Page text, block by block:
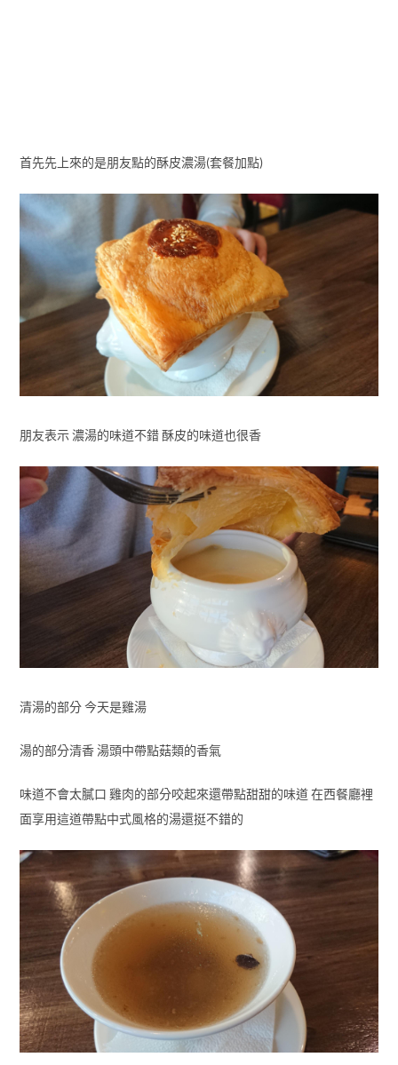
首先先上來的是朋友點的酥皮濃湯(套餐加點)
朋友表示 濃湯的味道不錯 酥皮的味道也很香
清湯的部分 今天是雞湯
湯的部分清香 湯頭中帶點菇類的香氣
味道不會太膩口 雞肉的部分咬起來還帶點甜甜的味道 在西餐廳裡
面享用這道帶點中式風格的湯還挺不錯的